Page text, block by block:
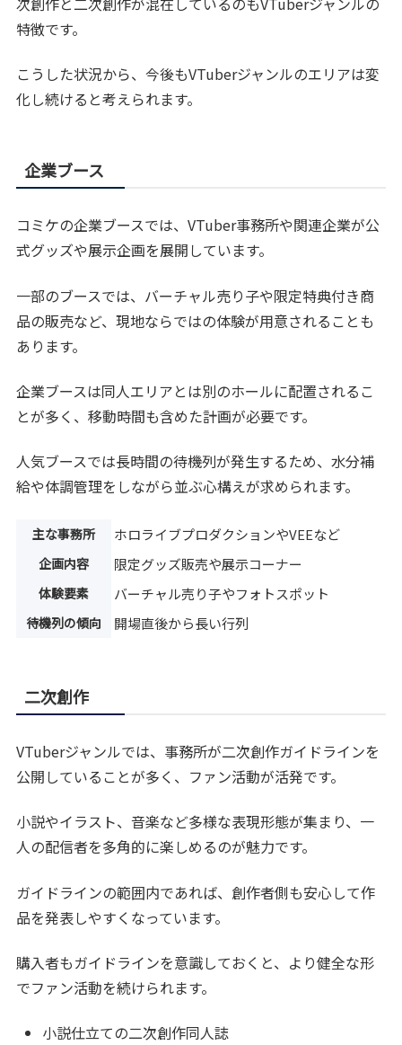
特徴です。
こうした状況から、今後もVTuberジャンルのエリアは変
化し続けると考えられます。
企業ブース
コミケの企業ブースでは、VTuber事務所や関連企業が公
式グッズや展示企画を展開しています。
一部のブースでは、バーチャル売り子や限定特典付き商
品の販売など、現地ならではの体験が用意されることも
あります。
企業ブースは同人エリアとは別のホールに配置されるこ
とが多く、移動時間も含めた計画が必要です。
人気ブースでは長時間の待機列が発生するため、水分補
給や体調管理をしながら並ぶ心構えが求められます。
主な事務所 ホロライブプロダクションやVEEなど
企画内容 限定グッズ販売や展示コーナー
体験要素 バーチャル売り子やフォトスポット
待機列の傾向 開場直後から長い行列
二次創作
VTuberジャンルでは、事務所が二次創作ガイドラインを
公開していることが多く、ファン活動が活発です。
小説やイラスト、音楽など多様な表現形態が集まり、一
人の配信者を多角的に楽しめるのが魅力です。
ガイドラインの範囲内であれば、創作者側も安心して作
品を発表しやすくなっています。
購入者もガイドラインを意識しておくと、より健全な形
でファン活動を続けられます。
小説仕立ての二次創作同人誌